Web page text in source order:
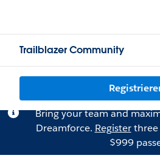
Trailblazer Community
Bring your team and
Dreamforce. Registerthree
$999